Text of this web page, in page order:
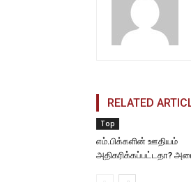
RELATED
Top
எம்.பிக்களின் ஊதியம்
அதிகரிக்கப்பட்டதா?